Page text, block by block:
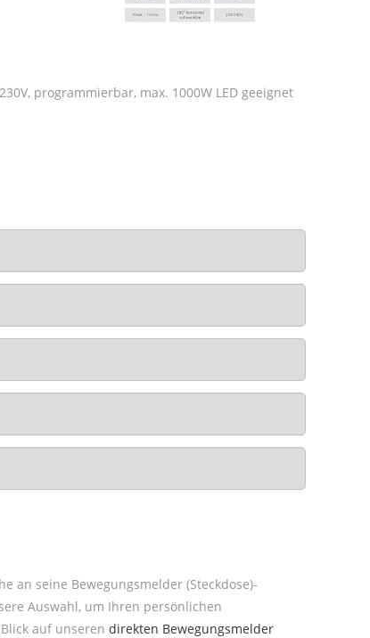
programmierbar, max. 1000W LED geeignet
an seine Bewegungsmelder (Steckdose)-
Auswahl, um Ihren persönlichen
auf unseren direkten Bewegungsmelder